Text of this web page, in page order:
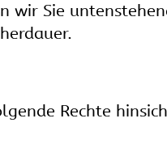
wir Sie
Rechte